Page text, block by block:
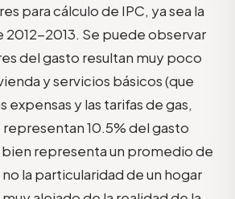
para cálculo de IPC, ya sea la
2013. Se puede observar
del gasto resultan muy poco
y servicios básicos (que
expensas y las tarifas de gas,
10.5% del gasto
bien representa un promedio de
la particularidad de un hogar